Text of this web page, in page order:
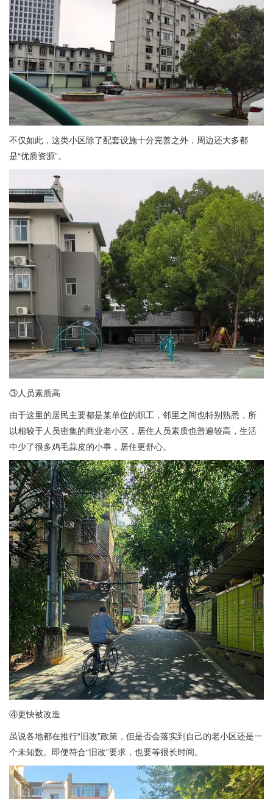
不仅如此，这类小区除了配套设施十分完善之外，周边还大多都
是“优质资源”。
③人员素质高
由于这里的居民主要都是某单位的职工，邻里之间也特别熟悉，所
以相较于人员密集的商业老小区，居住人员素质也普遍较高，生活
中少了很多鸡毛蒜皮的小事，居住更舒心。
④更快被改造
虽说各地都在推行“旧改”政策，但是否会落实到自己的老小区还是一
个未知数。即便符合“旧改”要求，也要等很长时间。